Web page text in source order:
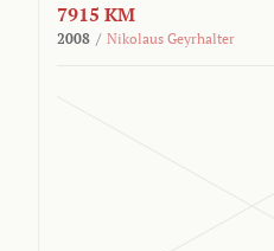
7915 KM
2008 / Nikolaus Geyrhalter